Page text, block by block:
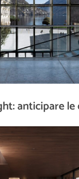
anticipare le